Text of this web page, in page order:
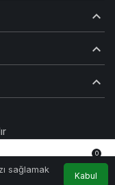
sağlamak
Kabul
Bildirimler
0